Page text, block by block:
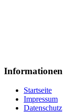
Informationen
Startseite
Impressum
Datenschutz